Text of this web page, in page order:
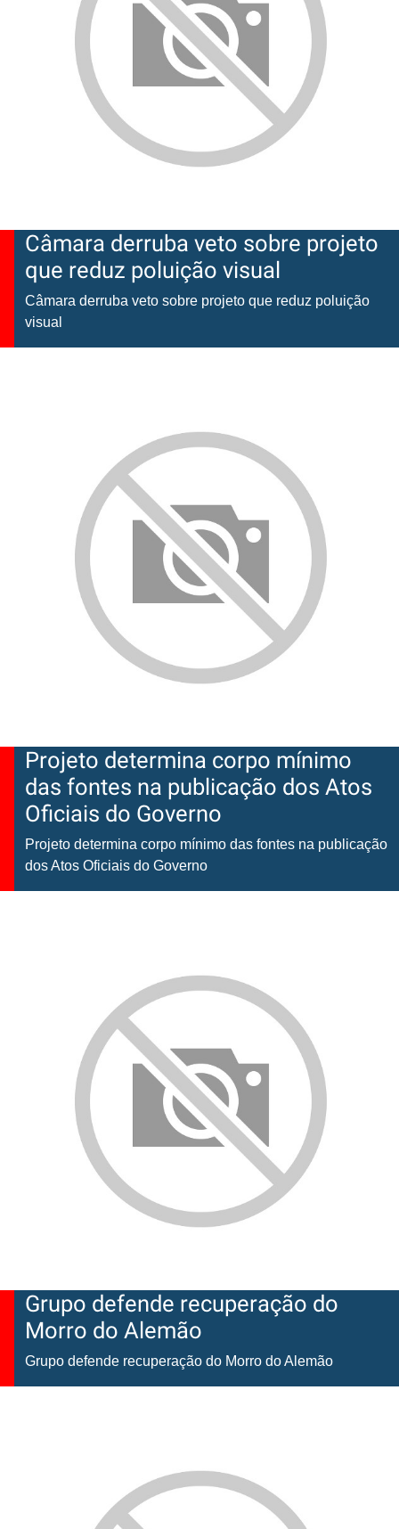
Câmara derruba veto sobre projeto
que reduz poluição visual
Câmara derruba veto sobre projeto que reduz poluição
visual
Projeto determina corpo mínimo
das fontes na publicação dos Atos
Oficiais do Governo
Projeto determina corpo mínimo das fontes na publicação
dos Atos Oficiais do Governo
Grupo defende recuperação do
Morro do Alemão
Grupo defende recuperação do Morro do Alemão